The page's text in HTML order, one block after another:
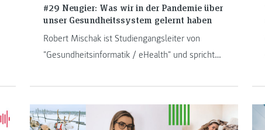
#29 Neugier: Was wir in der Pandemie über
unser Gesundheitssystem gelernt haben
Robert Mischak ist Studiengangsleiter von
"Gesundheitsinformatik / eHealth" und spricht
diesem Bereich.